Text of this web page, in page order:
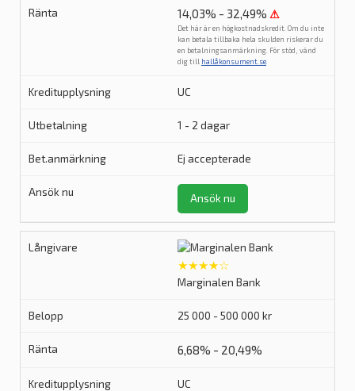
14,03% - 32,49% ⚠
Det här är en högkostnadskredit. Om du inte
kan betala tillbaka hela skulden riskerar du
en betalningsanmärkning. För stöd, vänd
dig till hallåkonsument.se
UC
1 - 2 dagar
Ej accepterade
Ansök nu
★★★★☆
Marginalen Bank
25 000 - 500 000 kr
6,68% - 20,49%
UC